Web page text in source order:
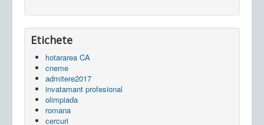
Etichete
hotararea CA
cneme
admitere2017
invatamant profesional
olimpiada
romana
cercuri